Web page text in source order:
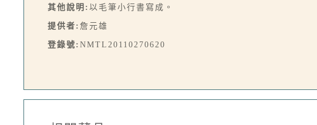
其他說明: 以毛筆小行書寫成。
提供者: 詹元雄
登錄號: NMTL20110270620